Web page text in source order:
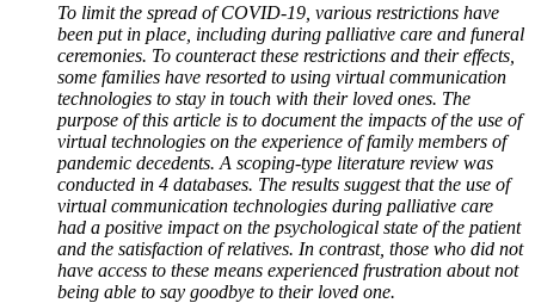
To limit the spread of COVID-19, various restrictions have
been put in place, including during palliative care and funeral
ceremonies. To counteract these restrictions and their effects,
some families have resorted to using virtual communication
technologies to stay in touch with their loved ones. The
purpose of this article is to document the impacts of the use of
virtual technologies on the experience of family members of
pandemic decedents. A scoping-type literature review was
conducted in 4 databases. The results suggest that the use of
virtual communication technologies during palliative care
had a positive impact on the psychological state of the patient
and the satisfaction of relatives. In contrast, those who did not
have access to these means experienced frustration about not
being able to say goodbye to their loved one.